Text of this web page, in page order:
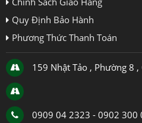
Quy Định Bảo Hành
Phương Thức Thanh Toán
159 Nhật Tảo , Phường 8 ,
0909 04 2323 - 0902 300